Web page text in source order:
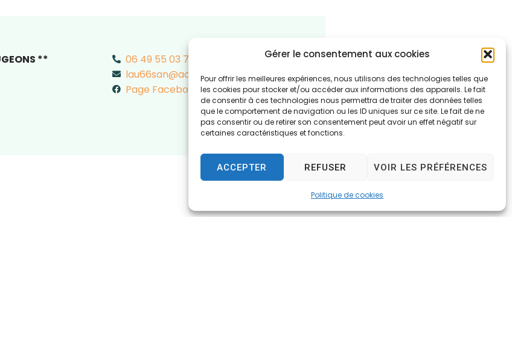
Gérer le consentement aux cookies
Pour offrir les meilleures expériences, nous utilisons des technologies telles que
les cookies pour stocker et/ou accéder aux informations des appareils. Le fait
de consentir à ces technologies nous permettra de traiter des données telles
que le comportement de navigation ou les ID uniques sur ce site. Le fait de ne
pas consentir ou de retirer son consentement peut avoir un effet négatif sur
certaines caractéristiques et fonctions.
ACCEPTER REFUSER VOIR LES PRÉFÉRENCES
Politique de cookies
**
06 49 55 03 70
lau66san@aol.fr
Page Facebook